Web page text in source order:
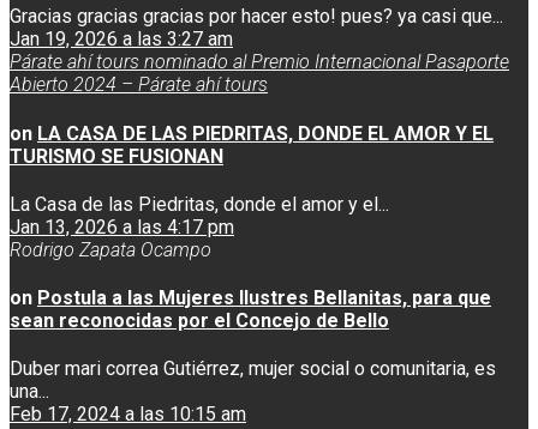
Gracias gracias gracias por hacer esto! pues? ya casi que...
Jan 19, 2026 a las 3:27 am
Párate ahí tours nominado al Premio Internacional Pasaporte
Abierto 2024 – Párate ahí tours
on LA CASA DE LAS PIEDRITAS, DONDE EL AMOR Y EL
TURISMO SE FUSIONAN
La Casa de las Piedritas, donde el amor y el...
Jan 13, 2026 a las 4:17 pm
Rodrigo Zapata Ocampo
on Postula a las Mujeres Ilustres Bellanitas, para que
sean reconocidas por el Concejo de Bello
Duber mari correa Gutiérrez, mujer social o comunitaria, es
una...
Feb 17, 2024 a las 10:15 am